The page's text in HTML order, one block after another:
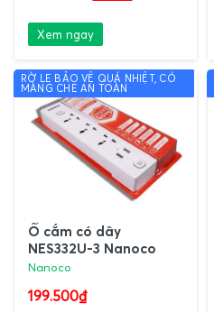
Xem ngay
RỜ LE BẢO VỆ QUÁ NHIỆT, CÓ
MÀNG CHE AN TOÀN
Ổ cắm có dây
NES332U-3 Nanoco
Nanoco
199.500₫